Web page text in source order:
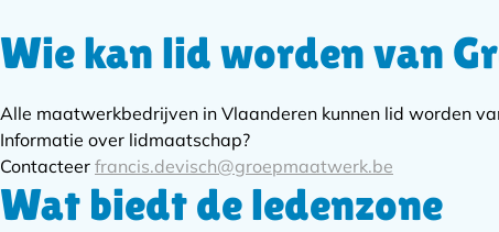
Subnavigatie
Wie kan lid worden van
Alle maatwerkbedrijven in Vlaanderen kunnen lid worden
Informatie over lidmaatschap?
Contacteer francis.devisch@groepmaatwerk.be
Wat biedt de ledenzone